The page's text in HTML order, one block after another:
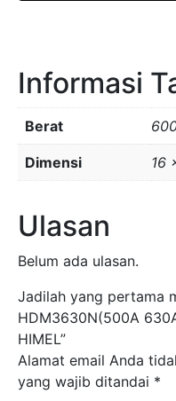
Informasi
Berat
Dimensi 16
Ulasan
Belum ada ulasan.
Jadilah yang pertama
HDM3630N(500A
HIMEL”
Alamat email Anda
yang wajib ditandai *